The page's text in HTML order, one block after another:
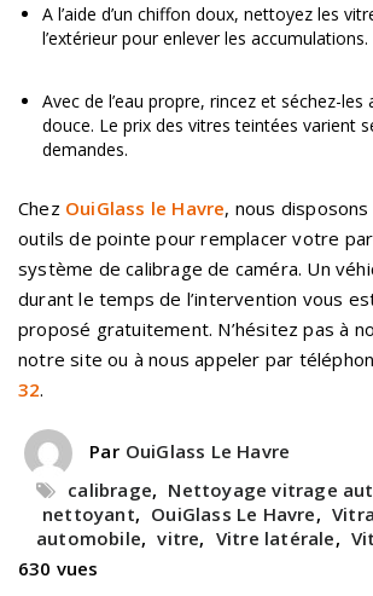
A l’aide d’un chiffon doux, nettoyez les
l’extérieur pour enlever les accumulations.
Avec de l’eau propre, rincez et séchez-les
douce. Le prix des vitres teintées varient
demandes.
Chez OuiGlass le Havre, nous
outils de pointe pour remplacer votre
système de calibrage de caméra. Un
durant le temps de l’intervention vous
proposé gratuitement. N’hésitez pas à
notre site ou à nous appeler par
32.
Par OuiGlass Le Havre
calibrage, Nettoyage vitrage
nettoyant, OuiGlass Le Havre,
automobile, vitre, Vitre latérale,
630 vues